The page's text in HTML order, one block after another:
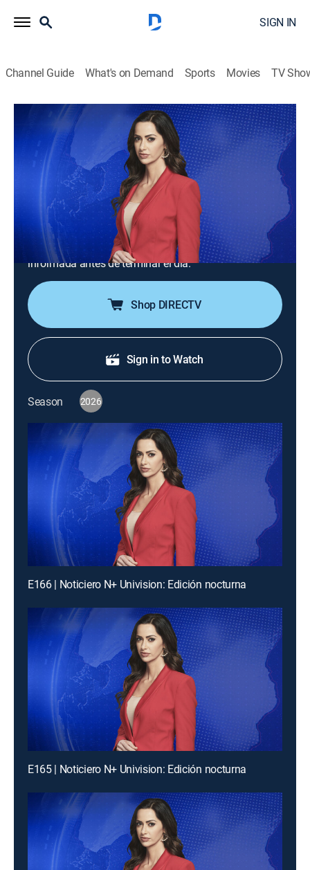
SIGN IN
Channel Guide What's on Demand Sports Movies TV
Noticiero N+ Univision: Edición nocturna
S2026 E120 | Noticiero N+ Univision:
Edición nocturna
News 2026
Un repaso de las noticias ocurridas hasta el final el
día. Tiene la información completa de las noticias de
último minuto y registra con las cámaras desde el
lugar de los hechos para que la audiencia quede bien
informada antes de terminar el día.
Shop DIRECTV
Sign in to Watch
Season 2026
E166 | Noticiero N+ Univision: Edición nocturna
E165 | Noticiero N+ Univision: Edición nocturna